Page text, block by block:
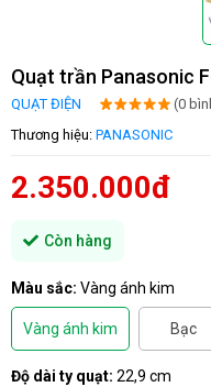
Quạt trần Panasonic
QUẠT ĐIỆN
(0
Thương hiệu: PANASONIC
2.350.000đ
Còn hàng
Màu sắc: Vàng ánh kim
Vàng ánh kim Bạc
Độ dài ty quạt: 22,9 cm